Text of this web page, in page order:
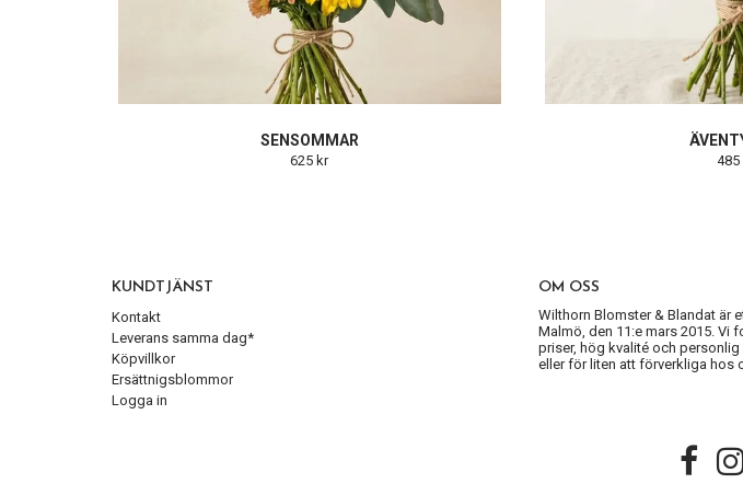
SENSOMMAR
625 kr 485
KUNDTJÄNST
Kontakt
Leverans samma dag*
Köpvillkor
Ersättnigsblommor
Logga in
OM OSS
Wilthorn Blomster & Blandat är
Malmö, den 11:e mars 2015. Vi
priser, hög kvalité och
eller för liten att förverkliga hos